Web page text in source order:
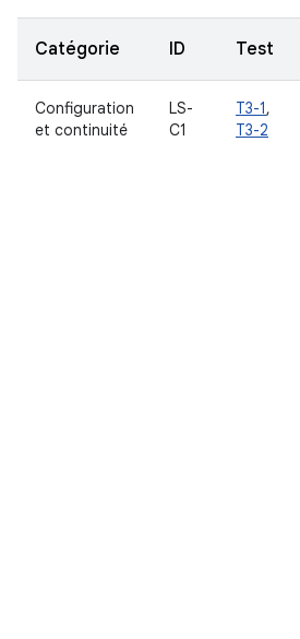
Catégorie ID Test
Configuration
et continuité
LS-
C1
T3-1,
T3-2